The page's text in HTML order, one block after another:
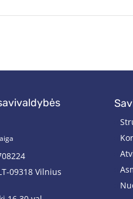
09318 Vilnius